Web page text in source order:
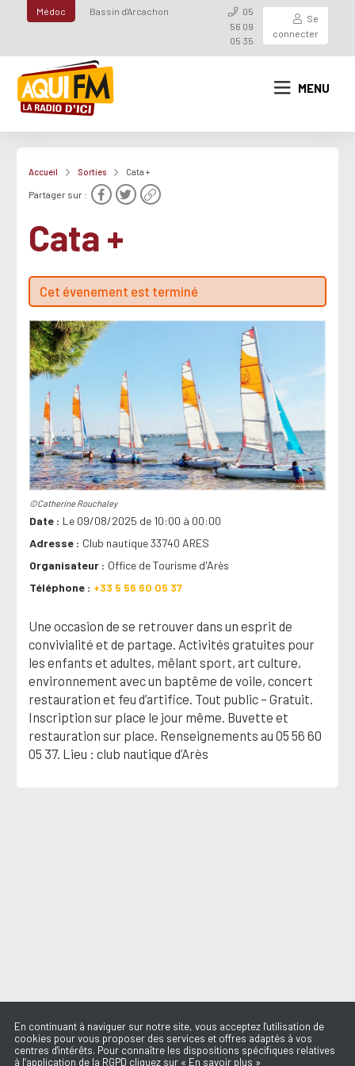
Médoc Bassin d'Arcachon
05
56 09
05 35
Se
connecter
MENU
Accueil Sorties Cata +
Partager sur :
Cata +
Cet évenement est terminé
©Catherine Rouchaley
Date
Le 09/08/2025 de 10:00 à 00:00
Adresse
Club nautique 33740 ARES
Organisateur
Office de Tourisme d'Arès
Téléphone
+33 5 56 60 05 37
Une occasion de se retrouver dans un esprit de
convivialité et de partage. Activités gratuites pour
les enfants et adultes, mêlant sport, art culture,
environnement avec un baptême de voile, concert
restauration et feu d’artifice. Tout public – Gratuit.
Inscription sur place le jour même. Buvette et
restauration sur place. Renseignements au 05 56 60
05 37. Lieu : club nautique d’Arès
En continuant à naviguer sur notre site, vous acceptez l'utilisation de
cookies pour vous proposer des services et offres adaptés à vos
centres d'intérêts. Pour connaître les dispositions spécifiques relatives
à l’application de la RGPD cliquez sur « En savoir plus »